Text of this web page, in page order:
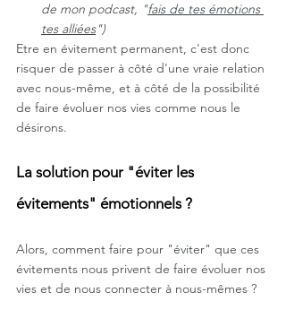
de mon podcast, "fais de tes émotions
tes alliées")
Etre en évitement permanent, c'est donc
risquer de passer à côté d'une vraie relation
avec nous-même, et à côté de la possibilité
de faire évoluer nos vies comme nous le
désirons.
La solution pour "éviter les
évitements" émotionnels ?
Alors, comment faire pour "éviter" que ces
évitements nous privent de faire évoluer nos
vies et de nous connecter à nous-mêmes ?